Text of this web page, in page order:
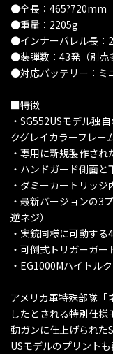
●全長：465?720mm
●重量：2205g
●インナーバレル長：
●装弾数：43発（別売
●対応バッテリー：ミ
■特徴
・SG552USモデル独
クグレイカラーフレー
・専用に新規製作さ
・ハンドガード側面
・ダミーカートリッ
・最新バージョンの3
逆ネジ）
・実銃同様に可動す
・可倒式トリガーガ
・EG1000Mハイトル
アメリカ軍特殊部隊「
したとされる特別仕
動ガンに仕上げられた
USモデルのプリント